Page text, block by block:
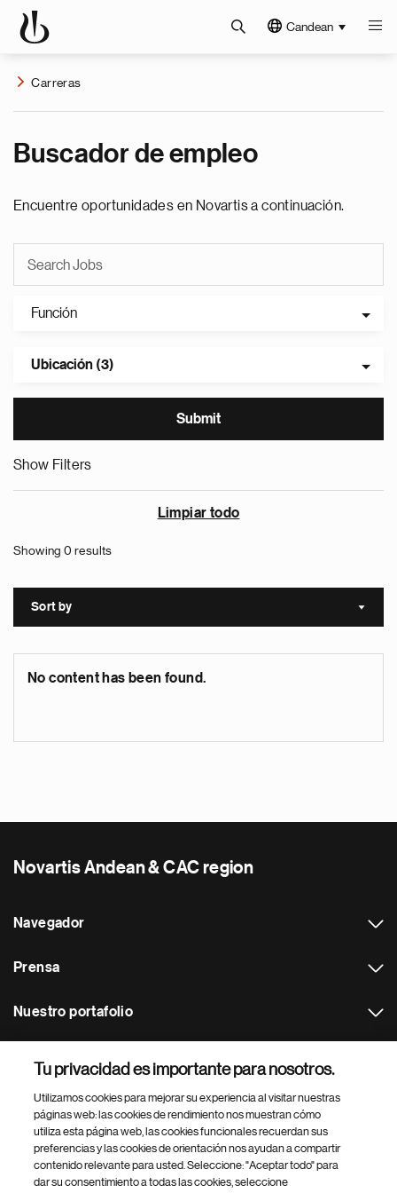
Candean
Carreras
Buscador de empleo
Encuentre oportunidades en Novartis a continuación.
Función
Ubicación (3)
Show Filters
Limpiar todo
Showing 0 results
Sort by Sort
No content has been found.
Novartis Andean & CAC region
Navegador
Prensa
Nuestro portafolio
Footer Site Search
Tu privacidad es importante para nosotros.
Utilizamos cookies para mejorar su experiencia al visitar nuestras
páginas web: las cookies de rendimiento nos muestran cómo
utiliza esta página web, las cookies funcionales recuerdan sus
preferencias y las cookies de orientación nos ayudan a compartir
contenido relevante para usted. Seleccione: "Aceptar todo" para
dar su consentimiento a todas las cookies, seleccione